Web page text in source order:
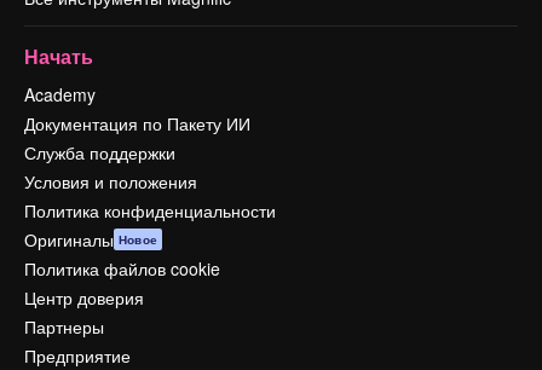
Начать
Academy
Документация по Пакету ИИ
Служба поддержки
Условия и положения
Политика конфиденциальности
Оригиналы Новое
Политика файлов cookie
Центр доверия
Партнеры
Предприятие